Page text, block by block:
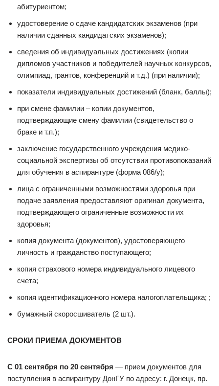
абитуриентом;
удостоверение о сдаче кандидатских экзаменов (при
наличии сданных кандидатских экзаменов);
сведения об индивидуальных достижениях (копии
дипломов участников и победителей научных конкурсов,
олимпиад, грантов, конференций и т.д.) (при наличии);
показатели индивидуальных достижений (бланк, баллы);
при смене фамилии – копии документов,
подтверждающие смену фамилии (свидетельство о
браке и т.п.);
заключение государственного учреждения медико-
социальной экспертизы об отсутствии противопоказаний
для обучения в аспирантуре (форма 086/у);
лица с ограниченными возможностями здоровья при
подаче заявления предоставляют оригинал документа,
подтверждающего ограниченные возможности их
здоровья;
копия документа (документов), удостоверяющего
личность и гражданство поступающего;
копия страхового номера индивидуального лицевого
счета;
копия идентификационного номера налогоплательщика; ;
бумажный скоросшиватель (2 шт.).
СРОКИ ПРИЕМА ДОКУМЕНТОВ
C 01 сентября по 20 сентября — прием документов для
поступления в аспирантуру ДонГУ по адресу: г. Донецк, пр.